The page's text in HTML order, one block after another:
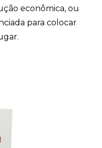
econômica, ou
para colocar